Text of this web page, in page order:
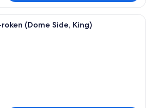
Een hotelkamer met een groot bed,
(Dome Side, King)